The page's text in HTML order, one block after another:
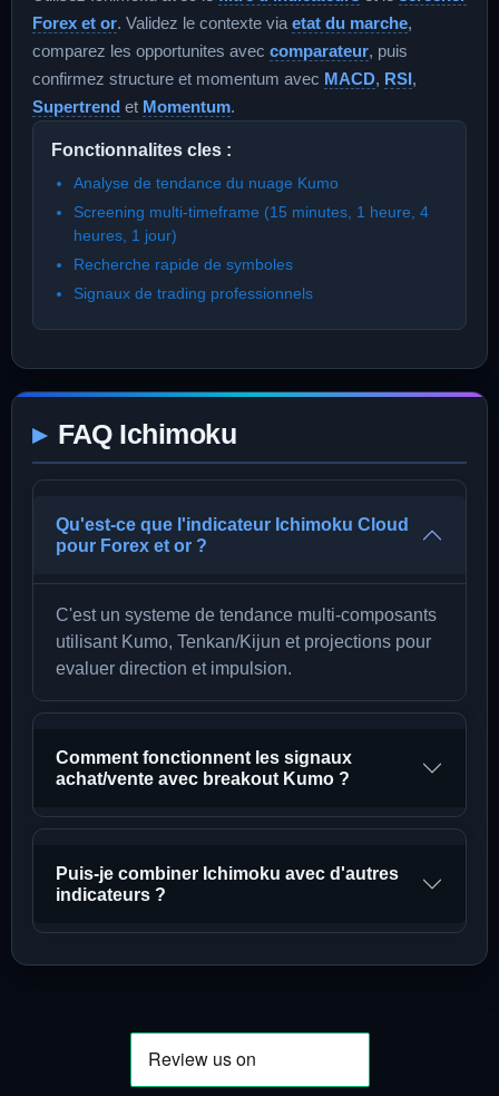
Forex et or. Validez le contexte via etat du marche,
comparez les opportunites avec comparateur, puis
confirmez structure et momentum avec MACD, RSI,
Supertrend et Momentum.
Fonctionnalites cles :
Analyse de tendance du nuage Kumo
Screening multi-timeframe (15 minutes, 1 heure, 4
heures, 1 jour)
Recherche rapide de symboles
Signaux de trading professionnels
FAQ Ichimoku
Qu'est-ce que l'indicateur Ichimoku Cloud
pour Forex et or ?
C'est un systeme de tendance multi-composants
utilisant Kumo, Tenkan/Kijun et projections pour
evaluer direction et impulsion.
Comment fonctionnent les signaux
achat/vente avec breakout Kumo ?
Puis-je combiner Ichimoku avec d'autres
indicateurs ?